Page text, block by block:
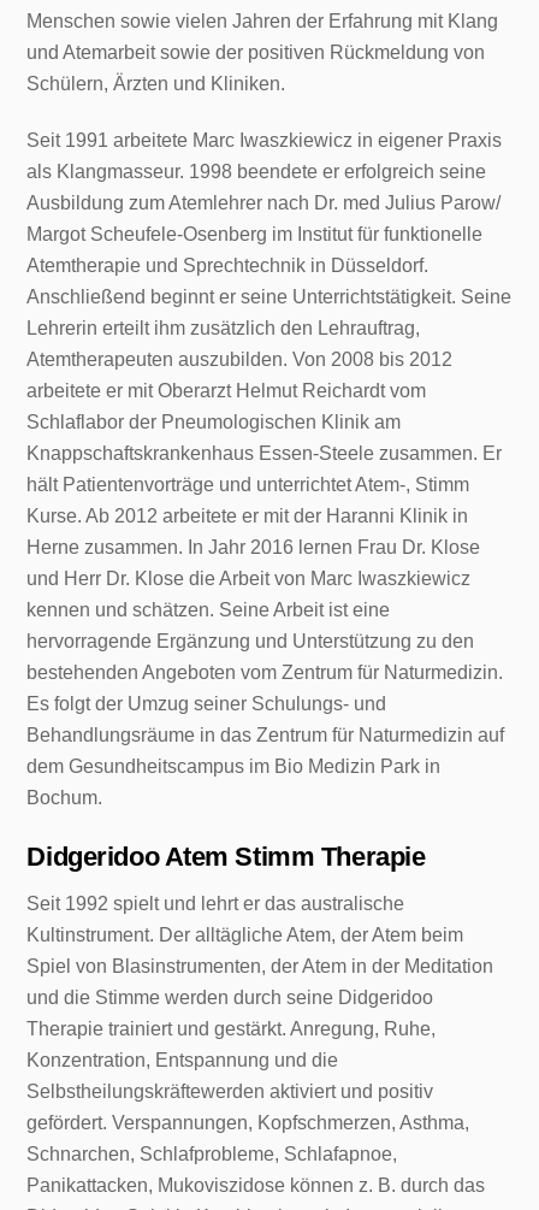
Menschen sowie vielen Jahren der Erfahrung mit Klang
und Atemarbeit sowie der positiven Rückmeldung von
Schülern, Ärzten und Kliniken.
Seit 1991 arbeitete Marc Iwaszkiewicz in eigener Praxis
als Klangmasseur. 1998 beendete er erfolgreich seine
Ausbildung zum Atemlehrer nach Dr. med Julius Parow/
Margot Scheufele-Osenberg im Institut für funktionelle
Atemtherapie und Sprechtechnik in Düsseldorf.
Anschließend beginnt er seine Unterrichtstätigkeit. Seine
Lehrerin erteilt ihm zusätzlich den Lehrauftrag,
Atemtherapeuten auszubilden. Von 2008 bis 2012
arbeitete er mit Oberarzt Helmut Reichardt vom
Schlaflabor der Pneumologischen Klinik am
Knappschaftskrankenhaus Essen-Steele zusammen. Er
hält Patientenvorträge und unterrichtet Atem-, Stimm
Kurse. Ab 2012 arbeitete er mit der Haranni Klinik in
Herne zusammen. In Jahr 2016 lernen Frau Dr. Klose
und Herr Dr. Klose die Arbeit von Marc Iwaszkiewicz
kennen und schätzen. Seine Arbeit ist eine
hervorragende Ergänzung und Unterstützung zu den
bestehenden Angeboten vom Zentrum für Naturmedizin.
Es folgt der Umzug seiner Schulungs- und
Behandlungsräume in das Zentrum für Naturmedizin auf
dem Gesundheitscampus im Bio Medizin Park in
Bochum.
Didgeridoo Atem Stimm Therapie
Seit 1992 spielt und lehrt er das australische
Kultinstrument. Der alltägliche Atem, der Atem beim
Spiel von Blasinstrumenten, der Atem in der Meditation
und die Stimme werden durch seine Didgeridoo
Therapie trainiert und gestärkt. Anregung, Ruhe,
Konzentration, Entspannung und die
Selbstheilungskräftewerden aktiviert und positiv
gefördert. Verspannungen, Kopfschmerzen, Asthma,
Schnarchen, Schlafprobleme, Schlafapnoe,
Panikattacken, Mukoviszidose können z. B. durch das